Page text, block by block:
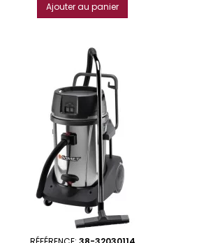
Ajouter au panier